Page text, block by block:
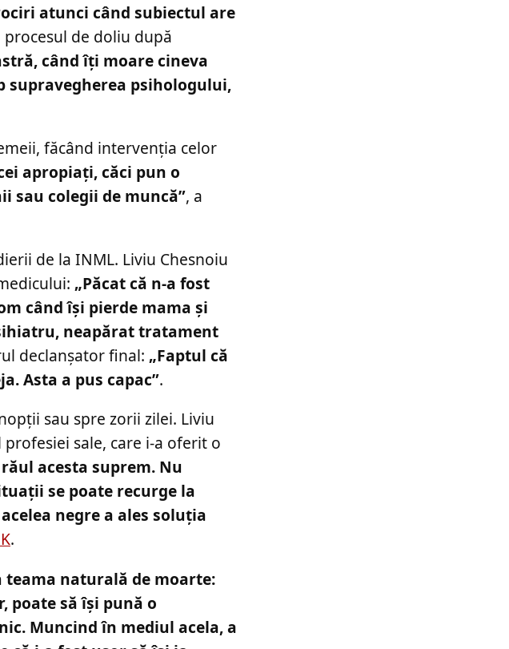
atunci când subiectul are
procesul de doliu după
când îți moare cineva
supravegherea psihologului,
făcând intervenția celor
apropiați, căci pun o
sau colegii de muncă”, a
de la INML. Liviu Chesnoiu
„Păcat că n-a fost
când își pierde mama și
neapărat tratament
declanșator final: „Faptul că
Asta a pus capac”.
sau spre zorii zilei. Liviu
sale, care i-a oferit o
acesta suprem. Nu
se poate recurge la
negre a ales soluția
.
naturală de moarte:
poate să își pună o
Muncind în mediul acela, a